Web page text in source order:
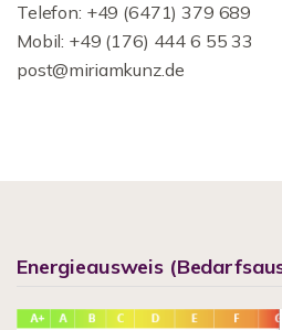
Telefon: +49 (6471) 379 689
Mobil: +49 (176) 444 6 55 33
post@miriamkunz.de
Energieausweis